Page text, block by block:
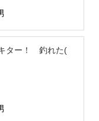
ター！ 釣れた(